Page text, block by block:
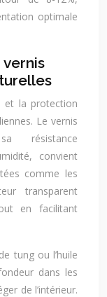
optimale
vernis
et la protection
Le vernis
résistance
convient
comme les
transparent
en facilitant
tung ou l’huile
dans les
de l’intérieur.